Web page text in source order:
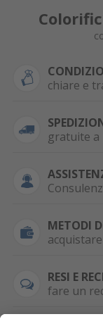
chiare e
gratuite a
METODI
RESI E
fare un